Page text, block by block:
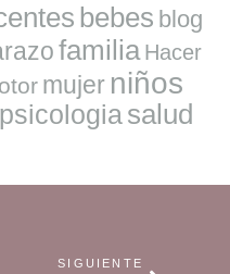
bebes blog
familia Hacer
mujer niños
psicologia salud
SIGUIENTE